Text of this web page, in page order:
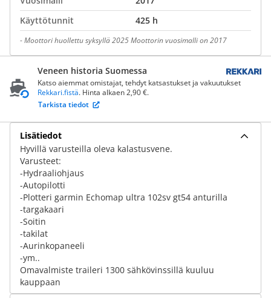
Käyttötunnit
425 h
-Moottori huollettu syksyllä 2025 Moottorin vuosimalli on 2017
Veneen historia Suomessa
Katso aiemmat omistajat, tehdyt katsastukset ja vakuutukset
Rekkari.fistä. Hinta alkaen 2,90 €.
Tarkista tiedot
Lisätiedot
Hyvillä varusteilla oleva kalastusvene.
Varusteet:
-Hydraaliohjaus
-Autopilotti
-Plotteri garmin Echomap ultra 102sv gt54 anturilla
-targakaari
-Soitin
-takilat
-Aurinkopaneeli
-ym..
Omavalmiste traileri 1300 sähkövinssillä kuuluu
kauppaan